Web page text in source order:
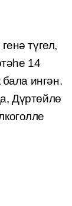
түгел,
14
ингән.
Дүртөйлө